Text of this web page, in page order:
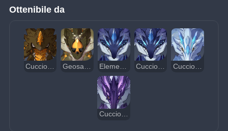
Ottenibile da
Cucciolo di Elementosauro abissale Divoratuono